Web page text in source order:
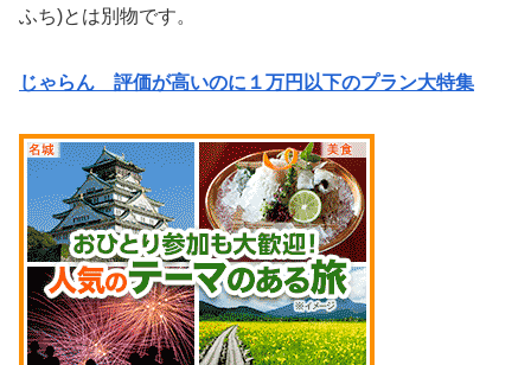
ふち)とは別物です。
じゃらん 評価が高いのに１万円以下のプラン大特集